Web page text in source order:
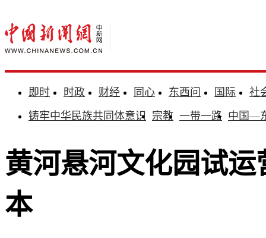
即时 时政 财经 同心 东西问 国际
社
铸牢中华民族共同体意识 宗教 一带一路 中国—
黄河悬河文化园试
本